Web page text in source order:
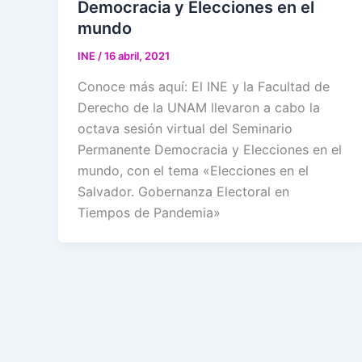
Democracia y Elecciones en el
mundo
INE/16 abril, 2021
Conoce más aquí: El INE y la Facultad de
Derecho de la UNAM llevaron a cabo la
octava sesión virtual del Seminario
Permanente Democracia y Elecciones en el
mundo, con el tema «Elecciones en el
Salvador. Gobernanza Electoral en
Tiempos de Pandemia»